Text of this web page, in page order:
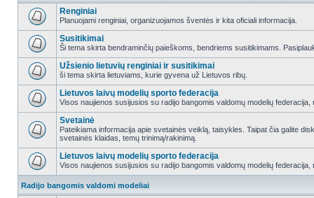
Renginiai
Planuojami renginiai, organizuojamos šventės ir kita oficiali informacija.
Susitikimai
Ši tema skirta bendraminčių paieškoms, bendriems susitikimams.
Užsienio lietuvių renginiai ir susitikimai
ši tema skirta lietuviams, kurie gyvena už Lietuvos ribų.
Lietuvos laivų modelių sporto federacija
Visos naujienos susijusios su radijo bangomis valdomų modelių
Svetainė
Pateikiama informacija apie svetainės veiklą, taisykles. Taipat čia galite
svetainės klaidas, temų trinimą/rakinimą.
Lietuvos laivų modelių sporto federacija
Visos naujienos susijusios su radijo bangomis valdomų modelių
Radijo bangomis valdomi modeliai